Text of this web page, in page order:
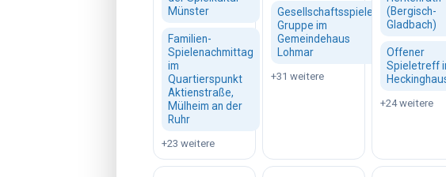
Münster
Familien-
Spielenachmittag
im
Quartierspunkt
Aktienstraße,
Mülheim an der
Ruhr
+23 weitere
Gesellschaftsspiele-
Gruppe im
Gemeindehaus
Lohmar
+31 weitere
(Bergisch-
Gladbach)
Offener
Spieletreff
+24 weitere